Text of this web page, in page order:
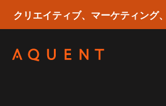
クリエイティブ、マーケティング